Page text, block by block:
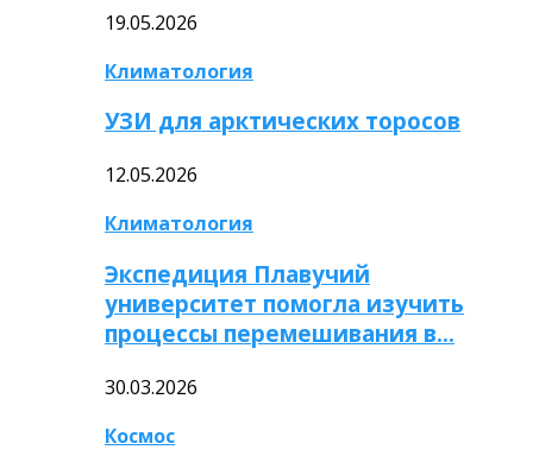
19.05.2026
Климатология
УЗИ для арктических торосов
12.05.2026
Климатология
Экспедиция Плавучий
университет помогла изучить
процессы перемешивания в…
30.03.2026
Космос